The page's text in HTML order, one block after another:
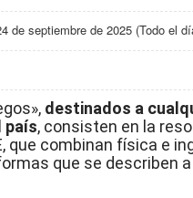
de septiembre de 2025 (Todo el
destinados a
país, consisten en la
que combinan física e
que se describen